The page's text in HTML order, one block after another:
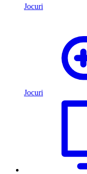
Jocuri
Jocuri